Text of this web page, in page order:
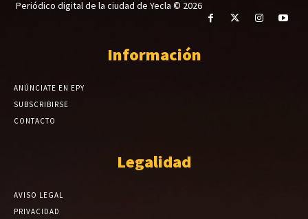
Periódico digital de la ciudad de Yecla © 2026
Información
ANÚNCIATE EN EPY
SUBSCRIBIRSE
CONTACTO
Legalidad
AVISO LEGAL
PRIVACIDAD